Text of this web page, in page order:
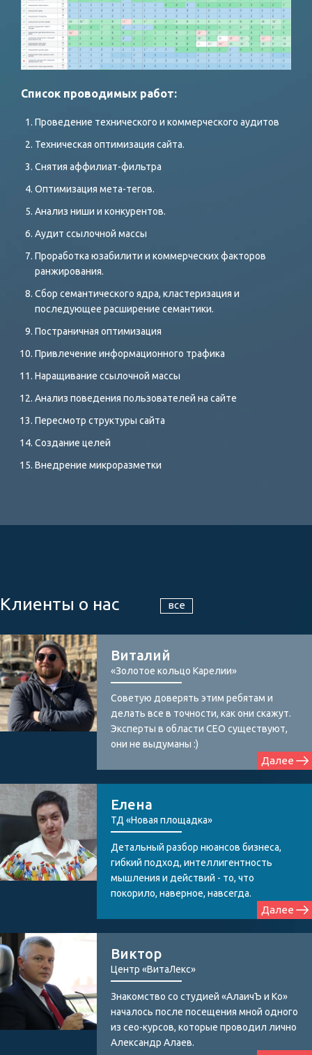
Список проводимых работ:
Проведение технического и коммерческого аудитов
Техническая оптимизация сайта.
Снятия аффилиат-фильтра
Оптимизация мета-тегов.
Анализ ниши и конкурентов.
Аудит ссылочной массы
Проработка юзабилити и коммерческих факторов
ранжирования.
Сбор семантического ядра, кластеризация и
последующее расширение семантики.
Постраничная оптимизация
Привлечение информационного трафика
Наращивание ссылочной массы
Анализ поведения пользователей на сайте
Пересмотр структуры сайта
Создание целей
Внедрение микроразметки
Клиенты о нас все
Виталий
«Золотое кольцо Карелии»
Советую доверять этим ребятам и
делать все в точности, как они скажут.
Эксперты в области СЕО существуют,
они не выдуманы :)
Далее
Елена
ТД «Новая площадка»
Детальный разбор нюансов бизнеса,
гибкий подход, интеллигентность
мышления и действий - то, что
покорило, наверное, навсегда.
Далее
Виктор
Центр «ВитаЛекс»
Знакомство со студией «АлаичЪ и Ко»
началось после посещения мной одного
из сео-курсов, которые проводил лично
Александр Алаев.